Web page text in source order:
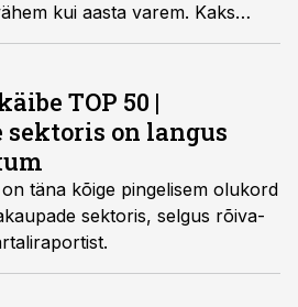
kui aasta varem. Kaks
kuulusid esikolmikusse
esinumber, kes suutis
ka sel korral.
TOP 50 |
sektoris on langus
täna kõige pingelisem olukord
sektoris, selgus rõiva-